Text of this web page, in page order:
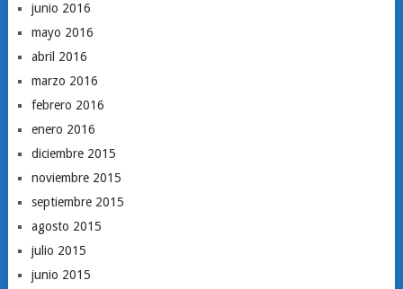
junio 2016
mayo 2016
abril 2016
marzo 2016
febrero 2016
enero 2016
diciembre 2015
noviembre 2015
septiembre 2015
agosto 2015
julio 2015
junio 2015